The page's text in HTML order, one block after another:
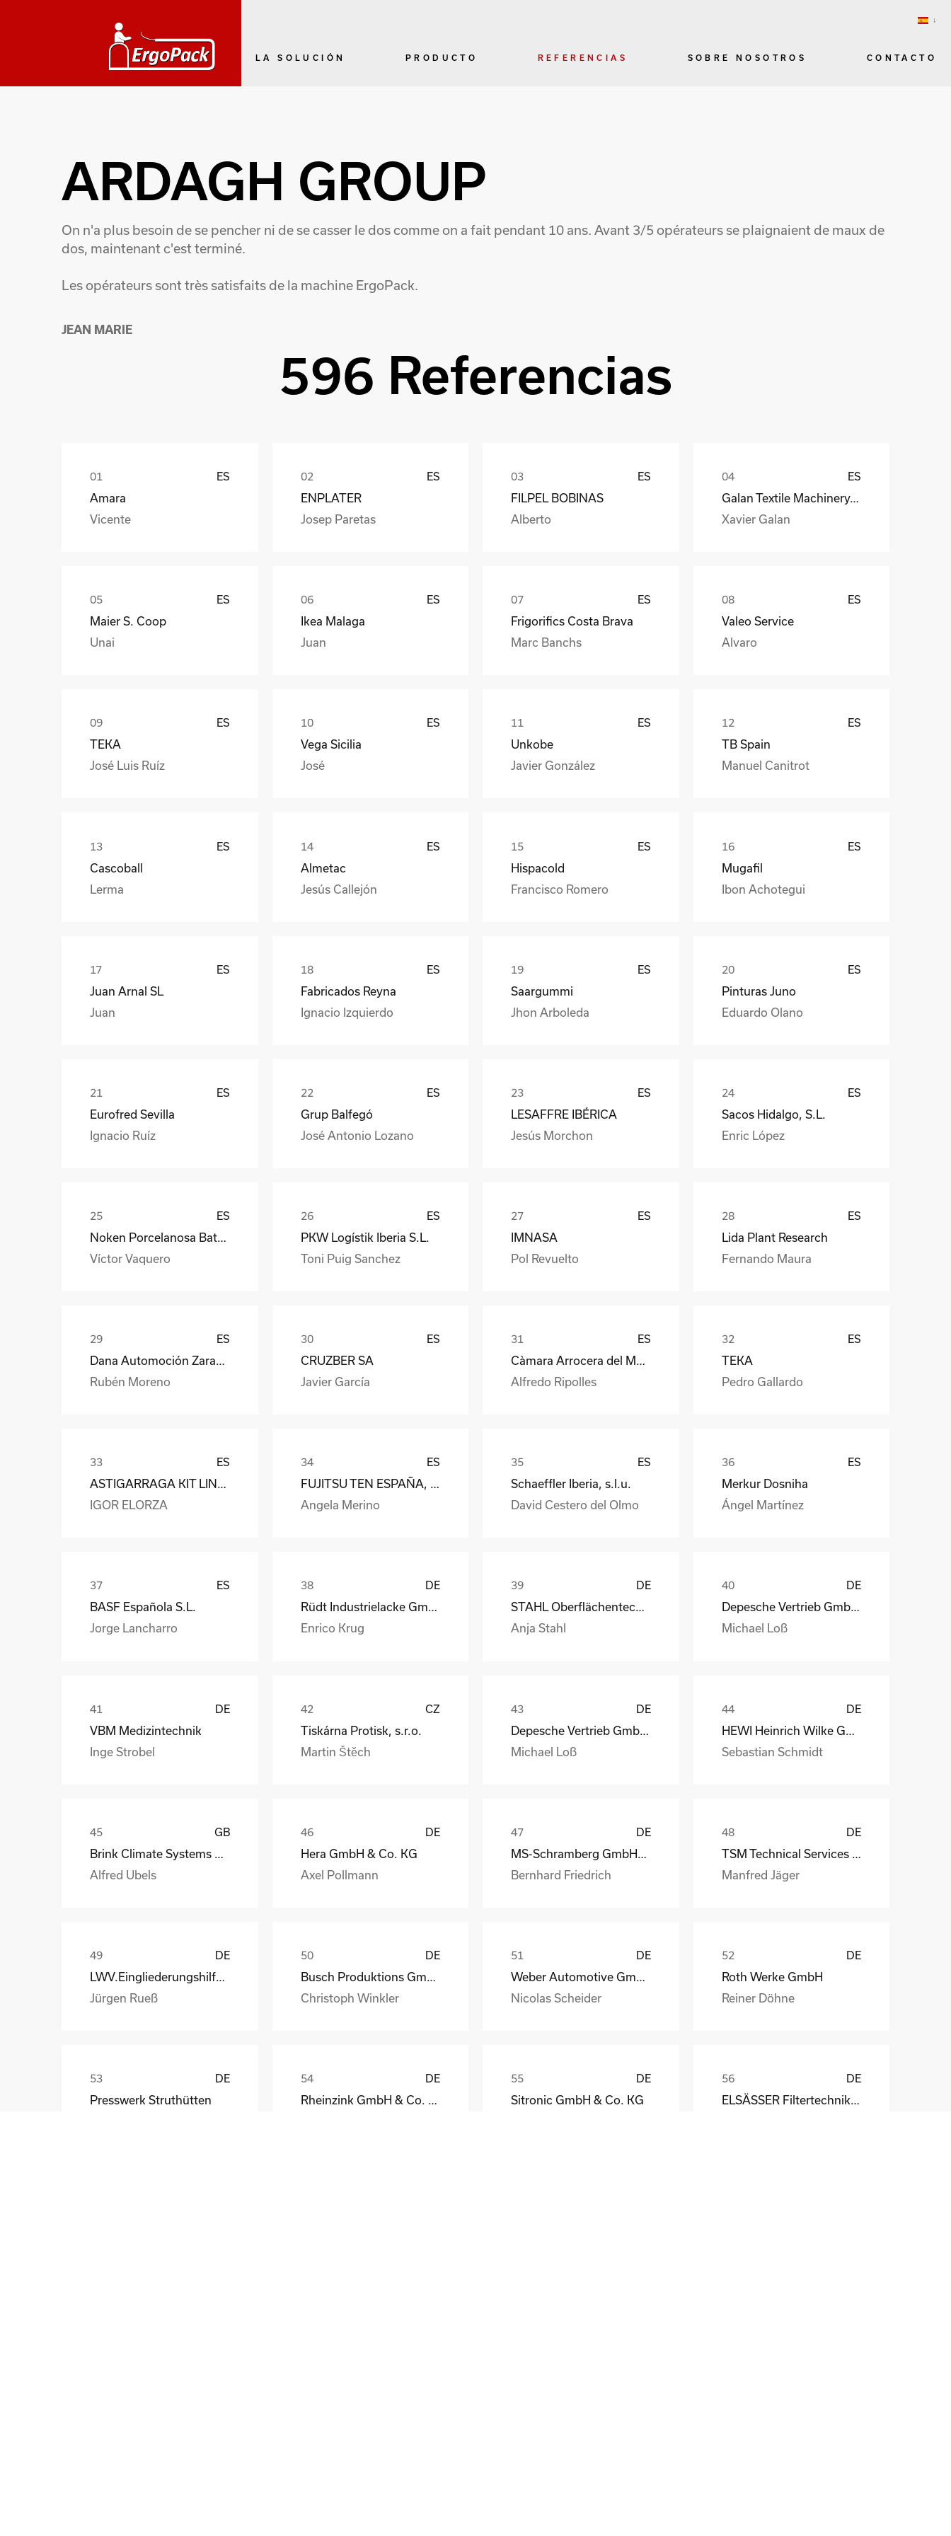
LA SOLUCIÓN PRODUCTO REFERENCIAS SOBRE NOSOTROS CONTACTO
ARDAGH GROUP
On n'a plus besoin de se pencher ni de se casser le dos comme on a fait pendant 10 ans. Avant 3/5 opérateurs se plaignaient de maux de
dos, maintenant c'est terminé.
Les opérateurs sont très satisfaits de la machine ErgoPack.
JEAN MARIE
596 Referencias
ES
Amara
Vicente
ES
ENPLATER
Josep Paretas
ES
FILPEL BOBINAS
Alberto
ES
Galan Textile Machinery, S.L.
Xavier Galan
ES
Maier S. Coop
Unai
ES
Ikea Malaga
Juan
ES
Frigorifics Costa Brava
Marc Banchs
ES
Valeo Service
Alvaro
ES
TEKA
José Luis Ruíz
ES
Vega Sicilia
José
ES
Unkobe
Javier González
ES
TB Spain
Manuel Canitrot
ES
Cascoball
Lerma
ES
Almetac
Jesús Callejón
ES
Hispacold
Francisco Romero
ES
Mugafil
Ibon Achotegui
ES
Juan Arnal SL
Juan
ES
Fabricados Reyna
Ignacio Izquierdo
ES
Saargummi
Jhon Arboleda
ES
Pinturas Juno
Eduardo Olano
ES
Eurofred Sevilla
Ignacio Ruíz
ES
Grup Balfegó
José Antonio Lozano
ES
LESAFFRE IBÉRICA
Jesús Morchon
ES
Sacos Hidalgo, S.L.
Enric López
ES
Víctor Vaquero
ES
PKW Logístik Iberia S.L.
Toni Puig Sanchez
ES
IMNASA
Pol Revuelto
ES
Lida Plant Research
Fernando Maura
ES
Rubén Moreno
ES
CRUZBER SA
Javier García
ES
Alfredo Ripolles
ES
TEKA
Pedro Gallardo
ES
ASTIGARRAGA KIT LINE S.L.
IGOR ELORZA
ES
FUJITSU TEN ESPAÑA, S.A.
Angela Merino
ES
Schaeffler Iberia, s.l.u.
David Cestero del Olmo
ES
Merkur Dosniha
Ángel Martínez
ES
BASF Española S.L.
Jorge Lancharro
DE
Rüdt Industrielacke GmbH & Co.KG
Enrico Krug
DE
STAHL Oberflächentechnik GmbH
Anja Stahl
DE
Depesche Vertrieb GmbH & Co. KG
Michael Loß
DE
VBM Medizintechnik
Inge Strobel
CZ
Tiskárna Protisk, s.r.o.
Martin Štěch
DE
Michael Loß
DE
Sebastian Schmidt
GB
Alfred Ubels
DE
Hera GmbH & Co. KG
Axel Pollmann
DE
Bernhard Friedrich
DE
Manfred Jäger
DE
Jürgen Rueß
DE
Christoph Winkler
DE
Nicolas Scheider
DE
Roth Werke GmbH
Reiner Döhne
DE
Presswerk Struthütten
DE DE
Sitronic GmbH & Co. KG
DE